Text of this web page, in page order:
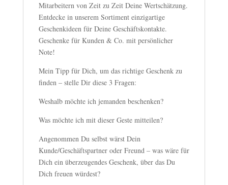
Mitarbeitern von Zeit zu Zeit Deine Wertschätzung.
Entdecke in unserem Sortiment einzigartige
Geschenkideen für Deine Geschäftskontakte.
Geschenke für Kunden & Co. mit persönlicher
Note!
Mein Tipp für Dich, um das richtige Geschenk zu
finden – stelle Dir diese 3 Fragen:
Weshalb möchte ich jemanden beschenken?
Was möchte ich mit dieser Geste mitteilen?
Angenommen Du selbst wärst Dein
Kunde/Geschäftspartner oder Freund – was wäre für
Dich ein überzeugendes Geschenk, über das Du
Dich freuen würdest?